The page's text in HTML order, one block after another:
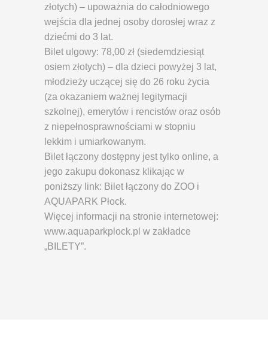
złotych) – upoważnia do całodniowego
wejścia dla jednej osoby dorosłej wraz z
dziećmi do 3 lat.
Bilet ulgowy: 78,00 zł (siedemdziesiąt
osiem złotych) – dla dzieci powyżej 3 lat,
młodzieży uczącej się do 26 roku życia
(za okazaniem ważnej legitymacji
szkolnej), emerytów i rencistów oraz osób
z niepełnosprawnościami w stopniu
lekkim i umiarkowanym.
Bilet łączony dostępny jest tylko online, a
jego zakupu dokonasz klikając w
poniższy link: Bilet łączony do ZOO i
AQUAPARK Płock.
Więcej informacji na stronie internetowej:
www.aquaparkplock.pl w zakładce
„BILETY”.